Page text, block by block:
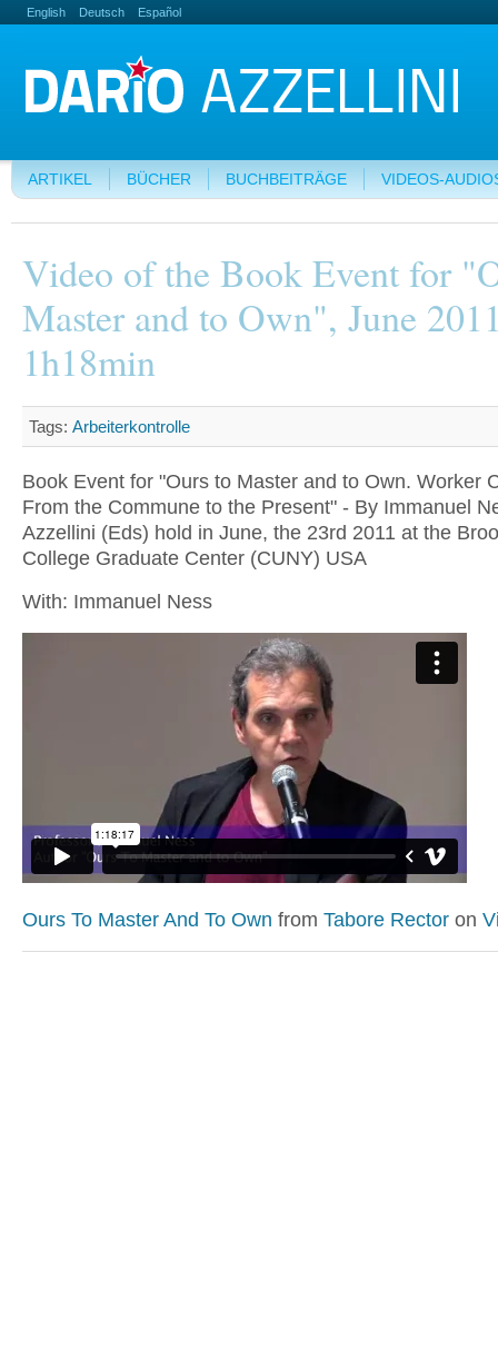
English Deutsch Español
ARTIKEL BÜCHER BUCHBEITRÄGE VIDEOS-
Video of the Book Event for
Master and to Own", June
1h18min
Tags: Arbeiterkontrolle
Book Event for "Ours to Master and to Own. Worker
From the Commune to the Present" - By Immanuel
Azzellini (Eds) hold in June, the 23rd 2011 at the
College Graduate Center (CUNY) USA
With: Immanuel Ness
Ours To Master And To Own from Tabore Rector on